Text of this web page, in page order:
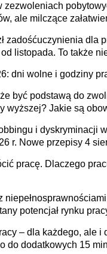
zezwoleniach
ale milczące
zadośćuczynienia dla
listopada. To także
dni wolne i godziny
być podstawą do
wyższej? Jakie są
i dyskryminacji
r. Nowe przepisy 4
pracę. Dlaczego
potencjał rynku
bariery po stronie
pracodawców
– dla każdego, ale i
do dodatkowych 15